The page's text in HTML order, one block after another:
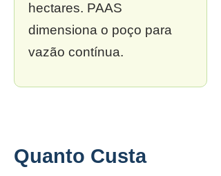
hectares. PAAS
dimensiona o poço para
vazão contínua.
Quanto Custa